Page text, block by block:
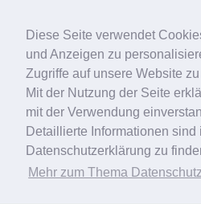
Diese Seite verwendet
und Anzeigen zu
Zugriffe auf unsere Website
Mit der Nutzung der Seite
mit der Verwendung
Detaillierte Informationen sind
Datenschutzerklärung zu
Mehr zum Thema